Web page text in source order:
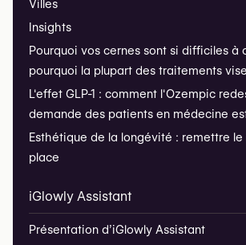
Villes
Insights
Pourquoi vos cernes sont si difficiles
pourquoi la plupart des traitements
L'effet GLP-1 : comment l'Ozempic
demande des patients en médecine
Esthétique de la longévité : remettre le
place
iGlowly Assistant
Présentation d’iGlowly Assistant